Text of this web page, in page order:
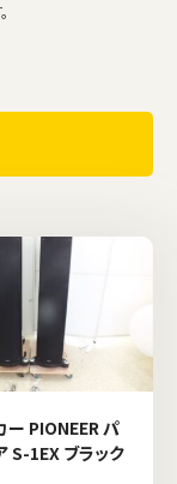
ー PIONEER パ
S-1EX ブラック